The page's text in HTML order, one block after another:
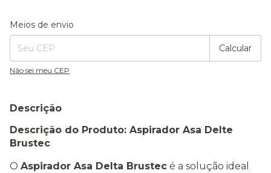
Entregas para o CEP:
Meios de envio
Calcular
Não sei meu CEP
Descrição
Descrição do Produto: Aspirador Asa Delte
Brustec
O Aspirador Asa Delta Brustec é a solução ideal